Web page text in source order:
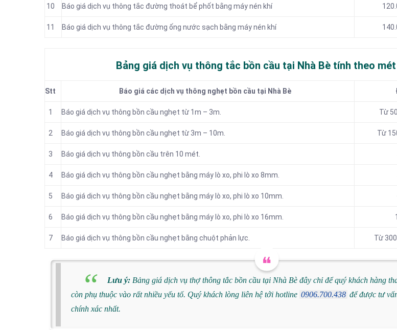
10 Báo giá dịch vụ thông tắc đường thoát bể phốt bằng máy nén khí
11 Báo giá dịch vụ thông tắc đường ống nước sạch bằng máy nén khí
Bảng giá dịch vụ thông tắc bồn cầu tại Nhà Bè tính theo
Stt Báo giá các dịch vụ thông nghẹt bồn cầu tại Nhà Bè
1 Báo giá dịch vụ thông bồn cầu nghẹt từ 1m – 3m. Từ
2 Báo giá dịch vụ thông bồn cầu nghẹt từ 3m – 10m. Từ
3 Báo giá dịch vụ thông bồn cầu trên 10 mét.
4 Báo giá dịch vụ thông bồn cầu nghẹt bằng máy lò xo, phi lò xo 8mm.
5 Báo giá dịch vụ thông bồn cầu nghẹt bằng máy lò xo, phi lò xo 10mm.
6 Báo giá dịch vụ thông bồn cầu nghẹt bằng máy lò xo, phi lò xo 16mm.
7 Báo giá dịch vụ thông bồn cầu nghẹt bằng chuột phản lực. Từ
Lưu ý: Bảng giá dịch vụ thợ thông tắc bồn cầu tại Nhà Bè đây chỉ để quý khách hàng
còn phụ thuộc vào rất nhiều yếu tố. Quý khách lòng liên hệ tới hotline 0906.700.438 để được tư
chính xác nhất.